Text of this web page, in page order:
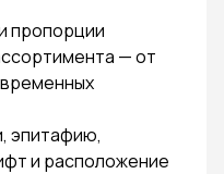
пропорции
— от
эпитафию,
и расположение